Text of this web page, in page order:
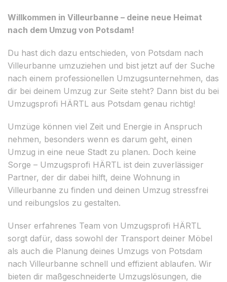
Willkommen in Villeurbanne – deine neue Heimat
nach dem Umzug von Potsdam!
Du hast dich dazu entschieden, von Potsdam nach
Villeurbanne umzuziehen und bist jetzt auf der Suche
nach einem professionellen Umzugsunternehmen, das
dir bei deinem Umzug zur Seite steht? Dann bist du bei
Umzugsprofi HÄRTL aus Potsdam genau richtig!
Umzüge können viel Zeit und Energie in Anspruch
nehmen, besonders wenn es darum geht, einen
Umzug in eine neue Stadt zu planen. Doch keine
Sorge – Umzugsprofi HÄRTL ist dein zuverlässiger
Partner, der dir dabei hilft, deine Wohnung in
Villeurbanne zu finden und deinen Umzug stressfrei
und reibungslos zu gestalten.
Unser erfahrenes Team von Umzugsprofi HÄRTL
sorgt dafür, dass sowohl der Transport deiner Möbel
als auch die Planung deines Umzugs von Potsdam
nach Villeurbanne schnell und effizient ablaufen. Wir
bieten dir maßgeschneiderte Umzugslösungen, die